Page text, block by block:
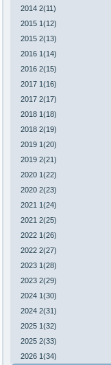
2014 2(11)
2015 1(12)
2015 2(13)
2016 1(14)
2016 2(15)
2017 1(16)
2017 2(17)
2018 1(18)
2018 2(19)
2019 1(20)
2019 2(21)
2020 1(22)
2020 2(23)
2021 1(24)
2021 2(25)
2022 1(26)
2022 2(27)
2023 1(28)
2023 2(29)
2024 1(30)
2024 2(31)
2025 1(32)
2025 2(33)
2026 1(34)